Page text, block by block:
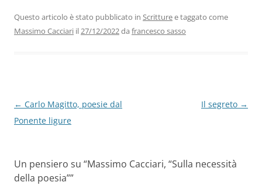
b
o
dI
n
A
p
a
m
vi
di
Questo articolo è stato pubblicato in Scritturee taggato come
Massimo Cacciari il27/12/2022da francesco sasso
Navigazione
articolo
← Carlo Magitto, poesie dal
Ponente ligure
Il segreto →
Un pensiero su “Massimo Cacciari, “Sulla necessità
della poesia””